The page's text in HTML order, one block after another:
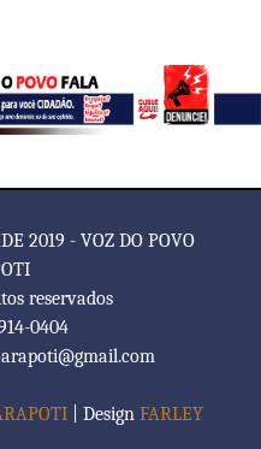
2019 - VOZ DO POVO
reservados
0404
| Design FARLEY